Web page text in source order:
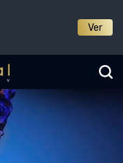
Ver